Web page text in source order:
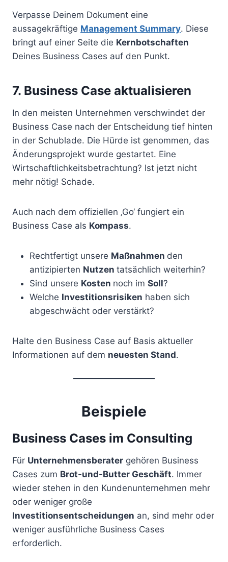
Verpasse Deinem Dokument eine
aussagekräftige Management Summary. Diese
bringt auf einer Seite die Kernbotschaften
Deines Business Cases auf den Punkt.
7. Business Case aktualisieren
In den meisten Unternehmen verschwindet der
Business Case nach der Entscheidung tief hinten
in der Schublade. Die Hürde ist genommen, das
Änderungsprojekt wurde gestartet. Eine
Wirtschaftlichkeitsbetrachtung? Ist jetzt nicht
mehr nötig! Schade.
Auch nach dem offiziellen ‚Go‘ fungiert ein
Business Case als Kompass.
Rechtfertigt unsere Maßnahmen den
antizipierten Nutzen tatsächlich weiterhin?
Sind unsere Kosten noch im Soll?
Welche Investitionsrisiken haben sich
abgeschwächt oder verstärkt?
Halte den Business Case auf Basis aktueller
Informationen auf dem neuesten Stand.
Beispiele
Business Cases im Consulting
Für Unternehmensberater gehören Business
Cases zum Brot-und-Butter Geschäft. Immer
wieder stehen in den Kundenunternehmen mehr
oder weniger große
Investitionsentscheidungen an, sind mehr oder
weniger ausführliche Business Cases
erforderlich.